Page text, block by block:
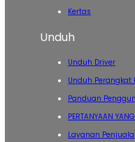
Kertas
Unduh
Unduh Driver
Unduh Perangkat
Panduan
PERTANYAAN
Layanan